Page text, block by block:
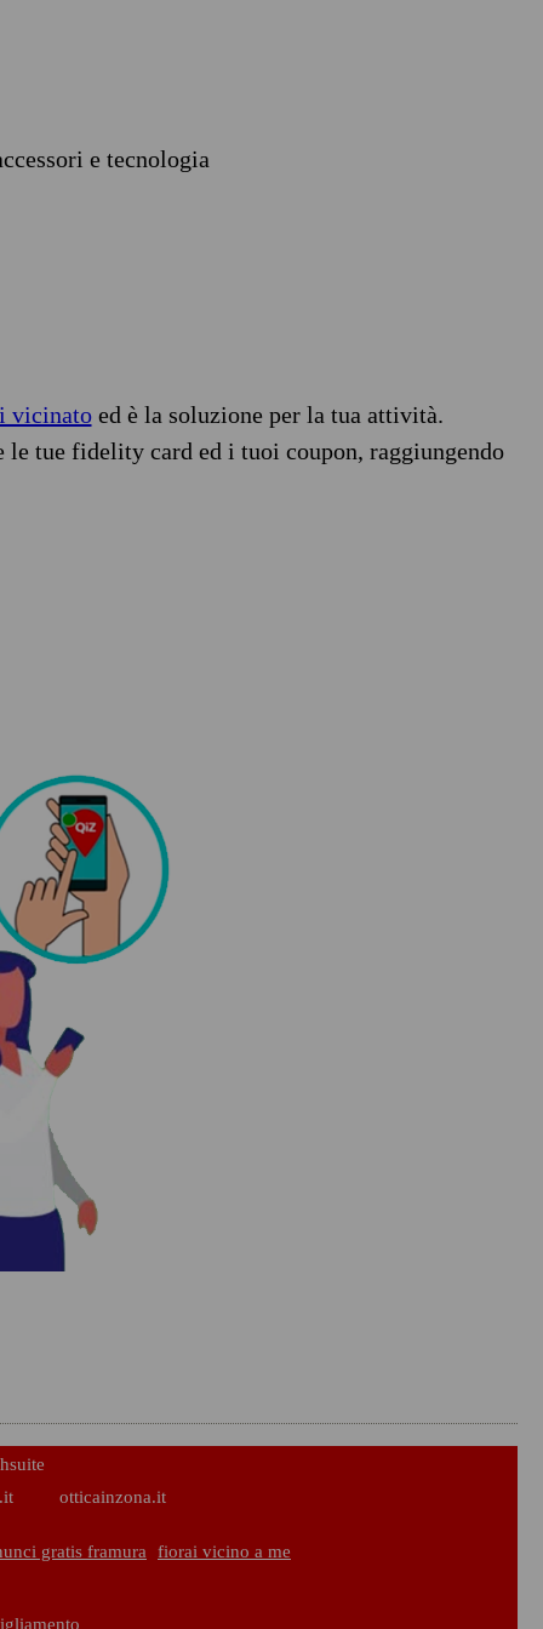
e tecnologia
vicinatoed è la soluzione per la tua attività.
tue fidelity card ed i tuoi coupon, raggiungendo
otticainzona.it
gratis framura fiorai vicino a me